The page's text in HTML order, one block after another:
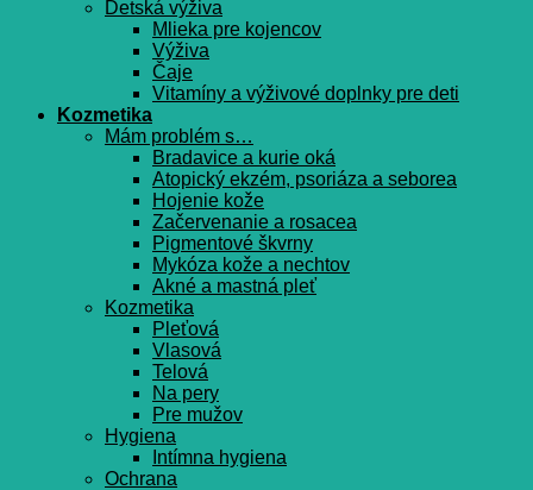
Detská výživa
Mlieka pre kojencov
Výživa
Čaje
Vitamíny a výživové doplnky pre deti
Kozmetika
Mám problém s…
Bradavice a kurie oká
Atopický ekzém, psoriáza a seborea
Hojenie kože
Začervenanie a rosacea
Pigmentové škvrny
Mykóza kože a nechtov
Akné a mastná pleť
Kozmetika
Pleťová
Vlasová
Telová
Na pery
Pre mužov
Hygiena
Intímna hygiena
Ochrana